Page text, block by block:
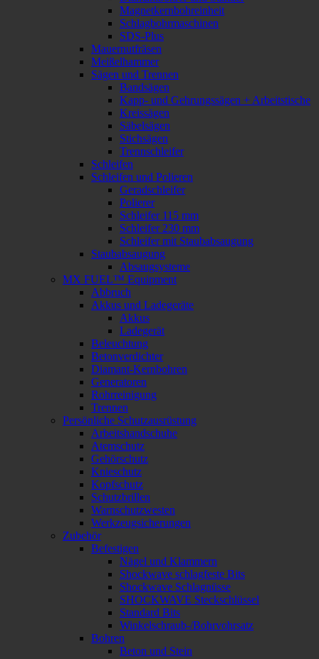
Magnetkernbohreinheit
Schlagbohrmaschinen
SDS-Plus
Mauernutfräsen
Meißelhammer
Sägen und Trennen
Bandsägen
Kapp- und Gehrungssägen + Arbeitstische
Kreissägen
Säbelsägen
Stichsägen
Trennschleifer
Schleifen
Schleifen und Polieren
Geradschleifer
Polierer
Schleifer 115 mm
Schleifer 230 mm
Schleifer mit Staubabsaugung
Staubabsaugung
Absaugsysteme
MX FUEL™ Equipment
Abbruch
Akkus und Ladegeräte
Akkus
Ladegerät
Beleuchtung
Betonverdichter
Diamant-Kernbohren
Generatoren
Rohrreinigung
Trennen
Persönliche Schutzausrüstung
Arbeitshandschuhe
Atemschutz
Gehörschutz
Knieschutz
Kopfschutz
Schutzbrillen
Warnschutzwesten
Werkzeugsicherungen
Zubehör
Befestigen
Nägel und Klammern
Shockwave schlagfeste Bits
Shockwave Schlagnüsse
SHOCKWAVE Steckschlüssel
Standard Bits
Winkelschraub-/Bohrvohrsatz
Bohren
Beton und Stein